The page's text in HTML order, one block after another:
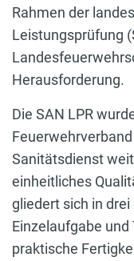
Rahmen der
Leistungsprüfung
Herausforderung.
Die SAN LPR
Sanitätsdienst
einheitliches
gliedert sich in
Einzelaufgabe und
praktische